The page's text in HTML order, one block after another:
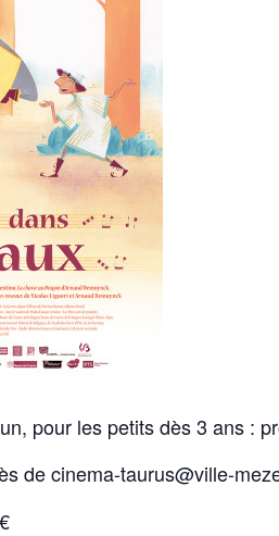
pour les petits dès 3 ans :
de cinema-taurus@ville-